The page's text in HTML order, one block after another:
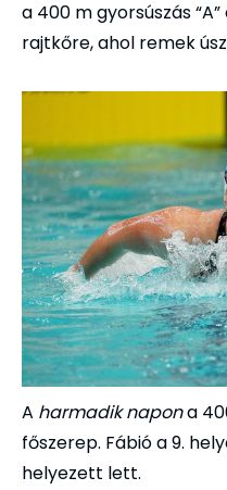
a 400 m gyorsúszás
rajtkőre, ahol remek
A harmadik napona
főszerep. Fábió a 9.
helyezett lett.